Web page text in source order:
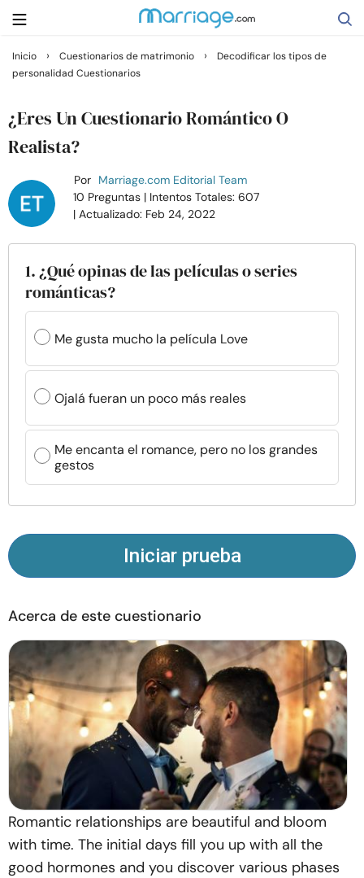
Buscar
Casarse
Relaciones
Familia
Ayuda
Cursos
Recursos
Comunidad
Encuentra un terapeuta
Sobre nosotros Contáctanos Escríbenos
Publicidad con
Inicio › Cuestionarios de matrimonio ›
Decodificar los tipos de
personalidad Cuestionarios
¿Eres Un Cuestionario Romántico O
Realista?
Por Marriage.com Editorial Team
10 Preguntas | Intentos Totales: 607
| Actualizado: Feb 24, 2022
1. ¿Qué opinas de las películas o series
románticas?
Me gusta mucho la película Love
Ojalá fueran un poco más reales
Me encanta el romance, pero no los grandes
gestos
Iniciar prueba
Acerca de este cuestionario
Romantic relationships are beautiful and bloom
with time. The initial days fill you up with all the
good hormones and you discover various phases